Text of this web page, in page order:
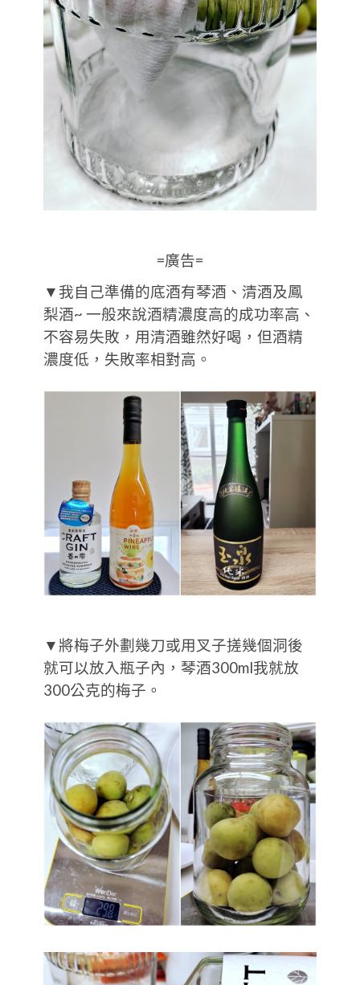
=廣告=
▼我自己準備的底酒有琴酒、清酒及鳳
梨酒~ 一般來說酒精濃度高的成功率高、
不容易失敗，用清酒雖然好喝，但酒精
濃度低，失敗率相對高。
▼將梅子外劃幾刀或用叉子搓幾個洞後
就可以放入瓶子內，琴酒300ml我就放
300公克的梅子。